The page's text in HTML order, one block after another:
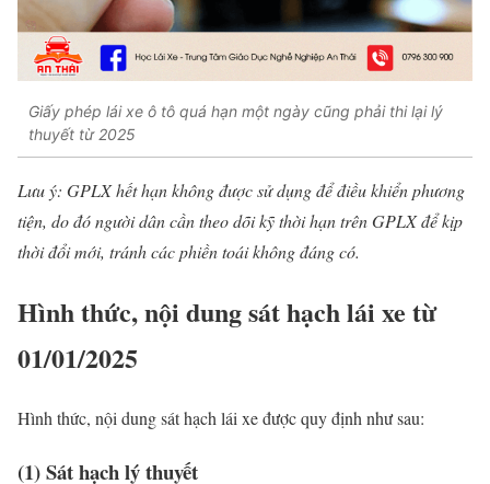
Giấy phép lái xe ô tô quá hạn một ngày cũng phải thi lại lý
thuyết từ 2025
Lưu ý: GPLX hết hạn không được sử dụng để điều khiển phương
tiện, do đó người dân cần theo dõi kỹ thời hạn trên GPLX để kịp
thời đổi mới, tránh các phiền toái không đáng có.
Hình thức, nội dung sát hạch lái xe từ
01/01/2025
Hình thức, nội dung sát hạch lái xe được quy định như sau:
(1) Sát hạch lý thuyết